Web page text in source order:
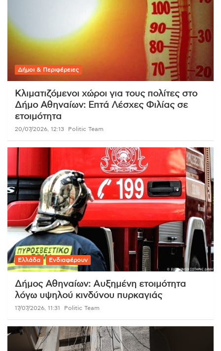
Δήμοι & Περιφέρειες
Κλιματιζόμενοι χώροι για τους πολίτες στο
Δήμο Αθηναίων: Επτά Λέσχες Φιλίας σε
ετοιμότητα
20/07/2026, 12:13 Politic Team
Ελλάδα Ενδιαφέρουν
Δήμος Αθηναίων: Αυξημένη ετοιμότητα
λόγω υψηλού κινδύνου πυρκαγιάς
17/07/2026, 11:31 Politic Team